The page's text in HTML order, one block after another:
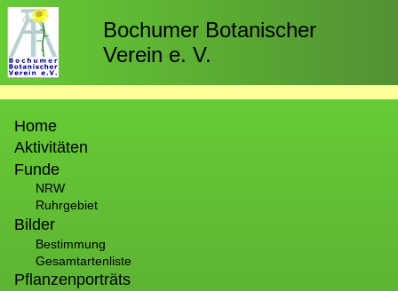
Direkt
zum
Inhalt
Bochumer Botanischer
Verein e. V.
Home
Aktivitäten
Funde
NRW
Ruhrgebiet
Bilder
Bestimmung
Gesamtartenliste
Pflanzenporträts